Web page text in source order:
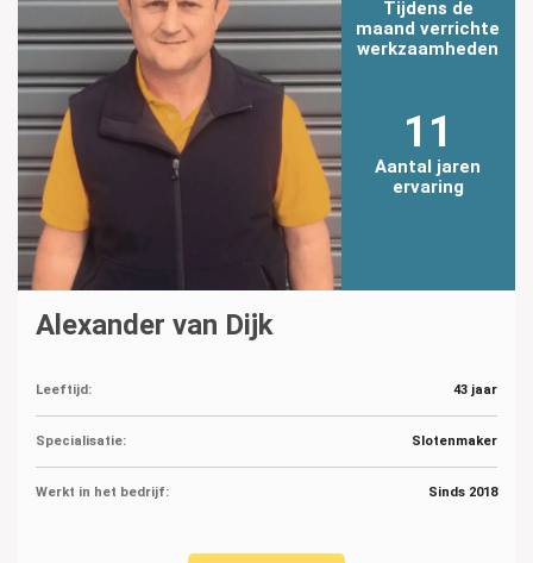
Tijdens de
maand verrichte
werkzaamheden
11
Aantal jaren
ervaring
Alexander van Dijk
Leeftijd: 43 jaar
Specialisatie: Slotenmaker
Werkt in het bedrijf: Sinds 2018